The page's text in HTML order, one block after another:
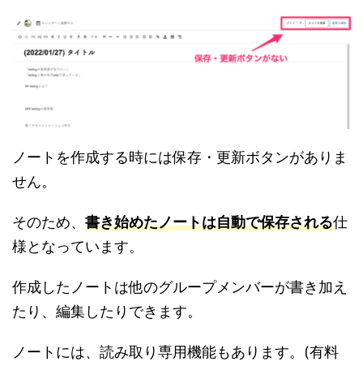
ノートを作成する時には保存・更新ボタンがありま
せん。
そのため、 書き始めたノートは自動で保存される仕
様となっています。
作成したノートは他のグループメンバーが書き加え
たり、編集したりできます。
ノートには、読み取り専用機能もあります。(有料